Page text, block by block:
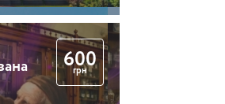
600
грн